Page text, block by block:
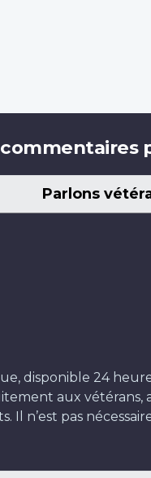
Parlons
disponible 24
aux vétérans,
Il n’est pas